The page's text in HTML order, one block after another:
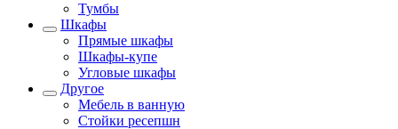
Тумбы
Шкафы
Прямые шкафы
Шкафы-купе
Угловые шкафы
Другое
Мебель в ванную
Стойки ресепшн